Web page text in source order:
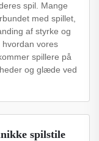
spil. Mange
med spillet,
af styrke og
vores
spillere på
og glæde ved
spilstile